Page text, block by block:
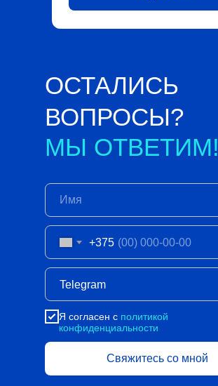
ОСТАЛИСЬ
ВОПРОСЫ?
МЫ ОТВЕТИМ!
+375
Я согласен с политикой
конфиденциальности
Свяжитесь со мной